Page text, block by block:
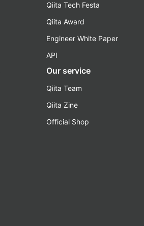
Qiita Tech Festa
Qiita Award
Engineer White Paper
API
Our service
Qiita Team
Qiita Zine
Official Shop